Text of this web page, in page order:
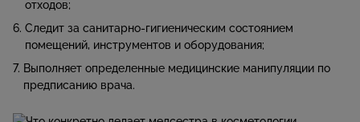
отходов;
Следит за санитарно-гигиеническим состоянием
помещений, инструментов и оборудования;
Выполняет определенные медицинские манипуляции по
предписанию врача.